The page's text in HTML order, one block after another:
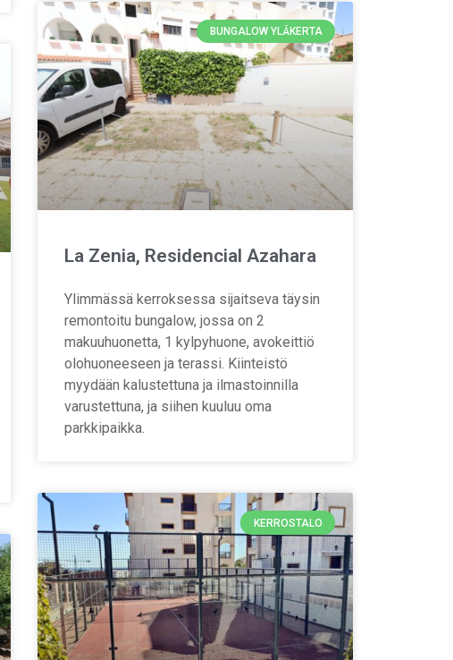
BUNGALOW YLÄKERTA
La Zenia, Residencial Azahara
Ylimmässä kerroksessa sijaitseva täysin
remontoitu bungalow, jossa on 2
makuuhuonetta, 1 kylpyhuone, avokeittiö
olohuoneeseen ja terassi. Kiinteistö
myydään kalustettuna ja ilmastoinnilla
varustettuna, ja siihen kuuluu oma
parkkipaikka.
KERROSTALO